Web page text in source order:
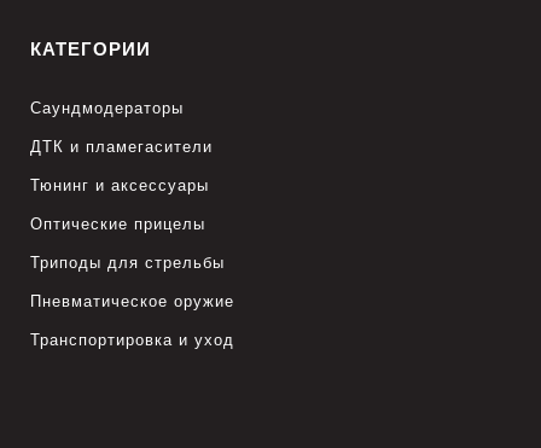
КАТЕГОРИИ
Саундмодераторы
ДТК и пламегасители
Тюнинг и аксессуары
Оптические прицелы
Триподы для стрельбы
Пневматическое оружие
Транспортировка и уход